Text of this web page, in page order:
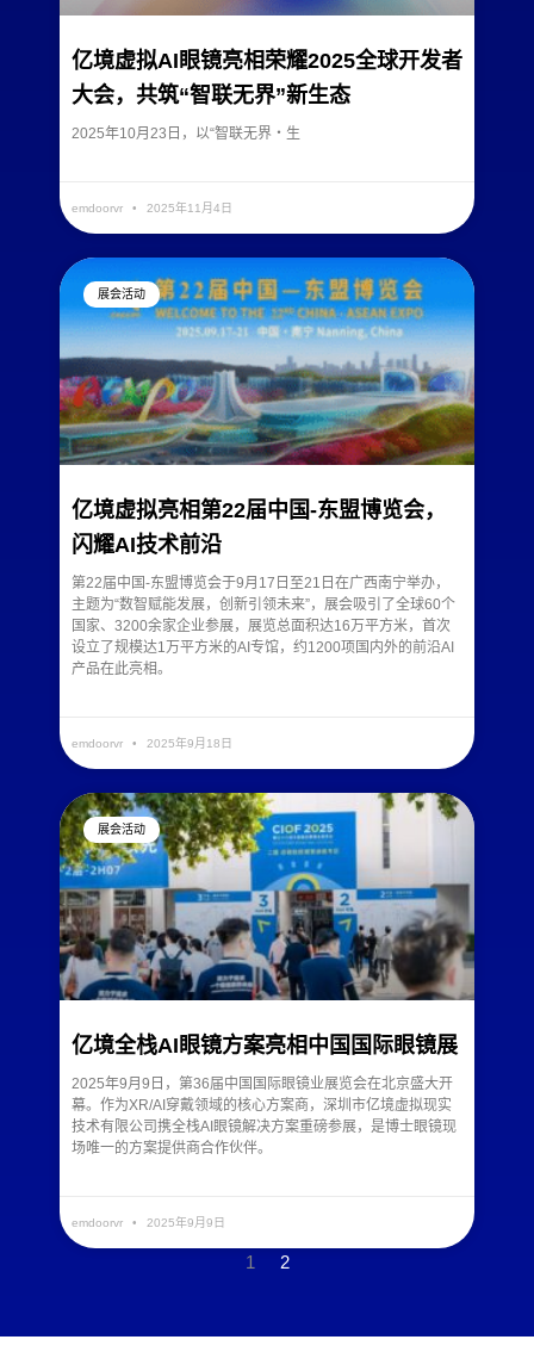
亿境虚拟AI眼镜亮相荣耀2025全球开发者
大会，共筑“智联无界”新生态
2025年10月23日，以“智联无界・生
emdoorvr 2025年11月4日
展会活动
亿境虚拟亮相第22届中国-东盟博览会，
闪耀AI技术前沿
第22届中国-东盟博览会于9月17日至21日在广西南宁举办，
主题为“数智赋能发展，创新引领未来”，展会吸引了全球60个
国家、3200余家企业参展，展览总面积达16万平方米，首次
设立了规模达1万平方米的AI专馆，约1200项国内外的前沿AI
产品在此亮相。
emdoorvr 2025年9月18日
展会活动
亿境全栈AI眼镜方案亮相中国国际眼镜展
2025年9月9日，第36届中国国际眼镜业展览会在北京盛大开
幕。作为XR/AI穿戴领域的核心方案商，深圳市亿境虚拟现实
技术有限公司携全栈AI眼镜解决方案重磅参展，是博士眼镜现
场唯一的方案提供商合作伙伴。
emdoorvr 2025年9月9日
1 2